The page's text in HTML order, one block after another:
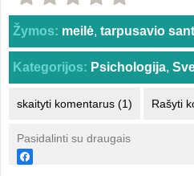
Žymos: meilė, tarpusavio
Kategorijos: Psichologija,
skaityti komentarus (1) Rašyti
Pasidalinti su draugais